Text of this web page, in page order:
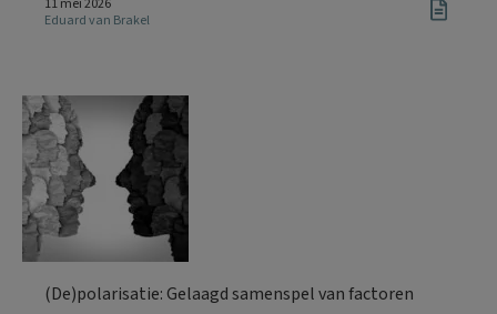
11 mei 2026
Eduard van Brakel
(De)polarisatie: Gelaagd samenspel van factoren